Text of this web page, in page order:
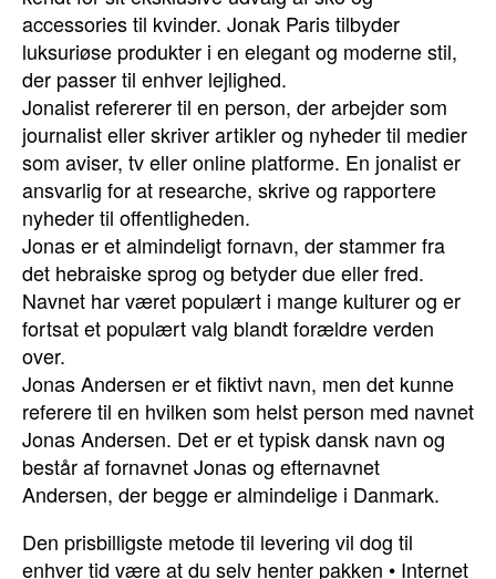
accessories til kvinder. Jonak Paris tilbyder
luksuriøse produkter i en elegant og moderne stil,
der passer til enhver lejlighed.
Jonalist refererer til en person, der arbejder som
journalist eller skriver artikler og nyheder til medier
som aviser, tv eller online platforme. En jonalist er
ansvarlig for at researche, skrive og rapportere
nyheder til offentligheden.
Jonas er et almindeligt fornavn, der stammer fra
det hebraiske sprog og betyder due eller fred.
Navnet har været populært i mange kulturer og er
fortsat et populært valg blandt forældre verden
over.
Jonas Andersen er et fiktivt navn, men det kunne
referere til en hvilken som helst person med navnet
Jonas Andersen. Det er et typisk dansk navn og
består af fornavnet Jonas og efternavnet
Andersen, der begge er almindelige i Danmark.
Den prisbilligste metode til levering vil dog til
enhver tid være at du selv henter pakken • Internet